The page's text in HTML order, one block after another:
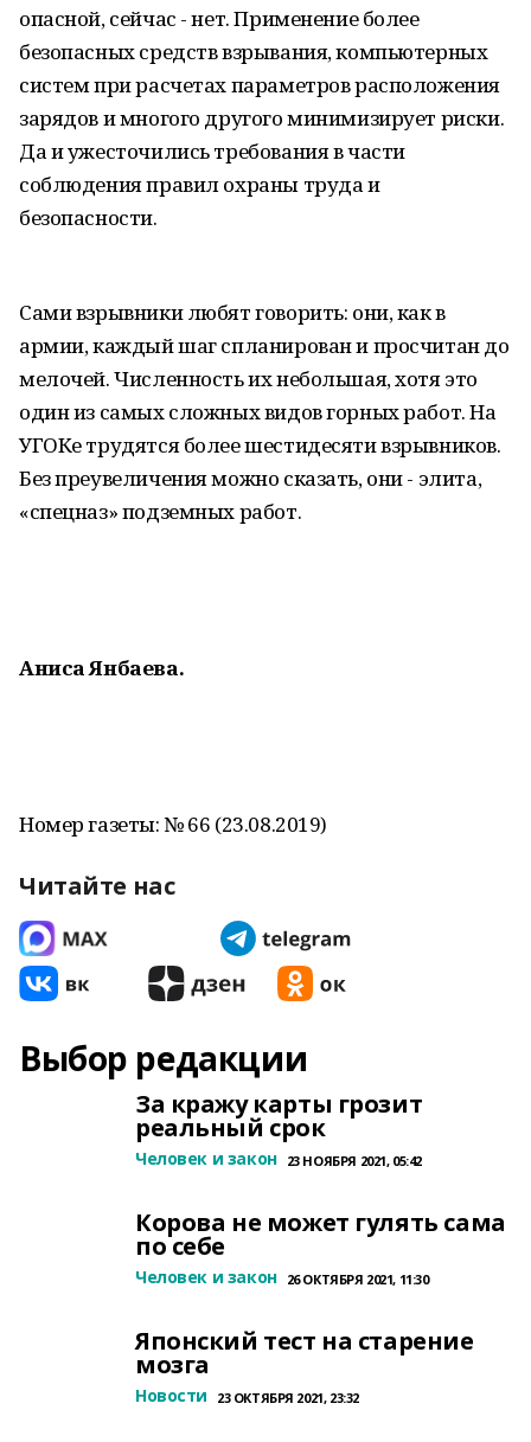
опасной, сейчас - нет. Применение более
безопасных средств взрывания, компьютерных
систем при расчетах параметров расположения
зарядов и многого другого минимизирует риски.
Да и ужесточились требования в части
соблюдения правил охраны труда и
безопасности.
Сами взрывники любят говорить: они, как в
армии, каждый шаг спланирован и просчитан до
мелочей. Численность их небольшая, хотя это
один из самых сложных видов горных работ. На
УГОКе трудятся более шестидесяти взрывников.
Без преувеличения можно сказать, они - элита,
«спецназ» подземных работ.
Аниса Янбаева.
Номер газеты: № 66 (23.08.2019)
Читайте нас
Выбор редакции
За кражу карты грозит
реальный срок
Человек и закон 23 НОЯБРЯ 2021, 05:42
Корова не может гулять сама
по себе
Человек и закон 26 ОКТЯБРЯ 2021, 11:30
Японский тест на старение
мозга
Новости 23 ОКТЯБРЯ 2021, 23:32